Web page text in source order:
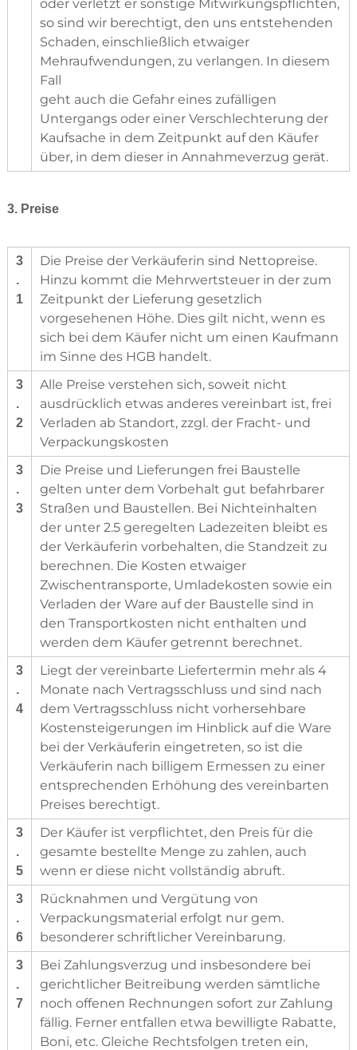
oder verletzt er sonstige Mitwirkungspflichten,
so sind wir berechtigt, den uns entstehenden
Schaden, einschließlich etwaiger
Mehraufwendungen, zu verlangen. In diesem
Fall
geht auch die Gefahr eines zufälligen
Untergangs oder einer Verschlechterung der
Kaufsache in dem Zeitpunkt auf den Käufer
über, in dem dieser in Annahmeverzug gerät.
3. Preise
3
.
1
Die Preise der Verkäuferin sind Nettopreise.
Hinzu kommt die Mehrwertsteuer in der zum
Zeitpunkt der Lieferung gesetzlich
vorgesehenen Höhe. Dies gilt nicht, wenn es
sich bei dem Käufer nicht um einen Kaufmann
im Sinne des HGB handelt.
3
.
2
Alle Preise verstehen sich, soweit nicht
ausdrücklich etwas anderes vereinbart ist, frei
Verladen ab Standort, zzgl. der Fracht- und
Verpackungskosten
3
.
3
Die Preise und Lieferungen frei Baustelle
gelten unter dem Vorbehalt gut befahrbarer
Straßen und Baustellen. Bei Nichteinhalten
der unter 2.5 geregelten Ladezeiten bleibt es
der Verkäuferin vorbehalten, die Standzeit zu
berechnen. Die Kosten etwaiger
Zwischentransporte, Umladekosten sowie ein
Verladen der Ware auf der Baustelle sind in
den Transportkosten nicht enthalten und
werden dem Käufer getrennt berechnet.
3
.
4
Liegt der vereinbarte Liefertermin mehr als 4
Monate nach Vertragsschluss und sind nach
dem Vertragsschluss nicht vorhersehbare
Kostensteigerungen im Hinblick auf die Ware
bei der Verkäuferin eingetreten, so ist die
Verkäuferin nach billigem Ermessen zu einer
entsprechenden Erhöhung des vereinbarten
Preises berechtigt.
3
.
5
Der Käufer ist verpflichtet, den Preis für die
gesamte bestellte Menge zu zahlen, auch
wenn er diese nicht vollständig abruft.
3
.
6
Rücknahmen und Vergütung von
Verpackungsmaterial erfolgt nur gem.
besonderer schriftlicher Vereinbarung.
3
.
7
Bei Zahlungsverzug und insbesondere bei
gerichtlicher Beitreibung werden sämtliche
noch offenen Rechnungen sofort zur Zahlung
fällig. Ferner entfallen etwa bewilligte Rabatte,
Boni, etc. Gleiche Rechtsfolgen treten ein,